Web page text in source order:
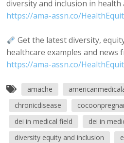
diversity and inclusion in health
https://ama-assn.co/
Get the latest diversity,
healthcare examples and news
https://ama-assn.co/
amache
chronicdisease
dei in medical field
dei in
diversity equity and inclusion